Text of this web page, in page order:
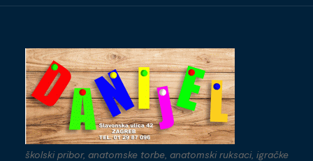
školski pribor, anatomske torbe, anatomski ruksaci, igračke